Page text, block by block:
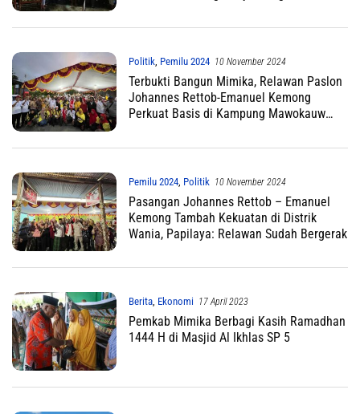
Politik, Pemilu 2024 10 November 2024
Terbukti Bangun Mimika, Relawan Paslon
Johannes Rettob-Emanuel Kemong
Perkuat Basis di Kampung Mawokauw
Pemilu 2024, Politik 10 November 2024
Pasangan Johannes Rettob – Emanuel
Kemong Tambah Kekuatan di Distrik
Wania, Papilaya: Relawan Sudah Bergerak
Berita, Ekonomi 17 April 2023
Pemkab Mimika Berbagi Kasih Ramadhan
1444 H di Masjid Al Ikhlas SP 5